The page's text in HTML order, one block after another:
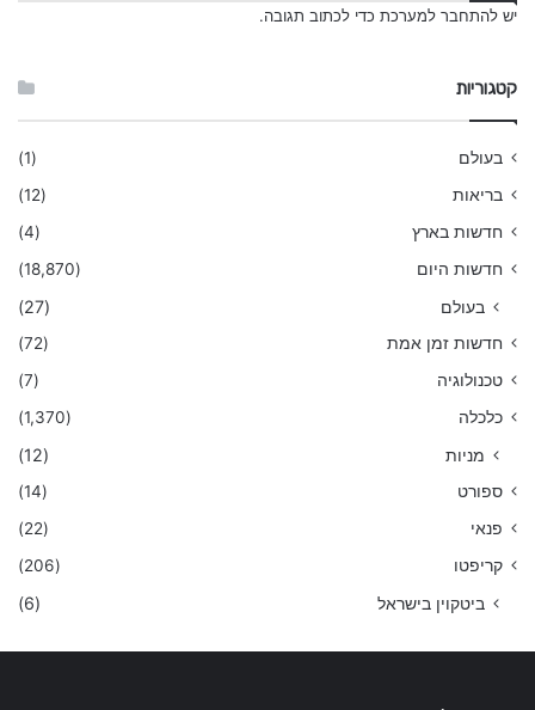
יש להתחבר למערכת כדי לכתוב תגובה.
קטגוריות
בעולם
(1)
בריאות
(12)
חדשות בארץ
(4)
חדשות היום
(18,870)
בעולם (27)
חדשות זמן אמת
(72)
טכנולוגיה
(7)
כלכלה
(1,370)
מניות (12)
ספורט
(14)
פנאי
(22)
קריפטו
(206)
ביטקוין בישראל (6)